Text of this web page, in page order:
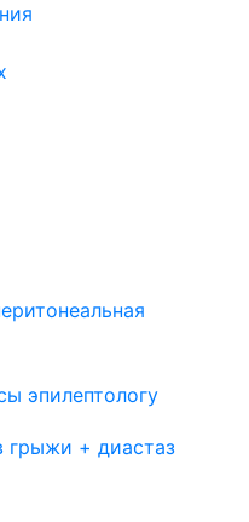
эпилептологу
+ диастаз